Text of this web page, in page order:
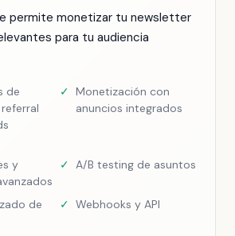
permite monetizar tu newsletter
para tu audiencia
de
✓ Monetización con
anuncios integrados
y
✓ A/B testing de asuntos
de
✓ Webhooks y API